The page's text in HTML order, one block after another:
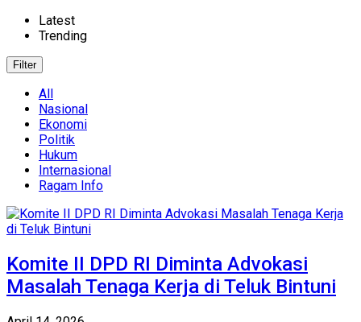
Latest
Trending
Filter
All
Nasional
Ekonomi
Politik
Hukum
Internasional
Ragam Info
Komite II DPD RI Diminta Advokasi
Masalah Tenaga Kerja di Teluk Bintuni